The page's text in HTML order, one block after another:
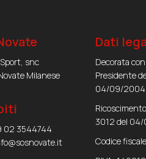
snc
Milanese
02 3544744
Dati
Decorata
Presidente
04/09/2004
3012 del 04/
Codice